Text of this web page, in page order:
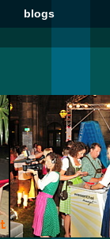
blogs